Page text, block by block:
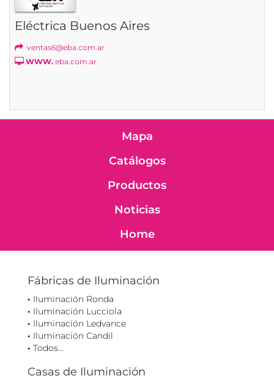
Eléctrica Buenos Aires
ventas6@eba.com.ar
WWW. eba.com.ar
Mapa
Catálogos
Productos
Noticias
Home
Fábricas de Iluminación
Iluminación Ronda
Iluminación Lucciola
Iluminación Ledvance
Iluminación Candil
Todos...
Casas de Iluminación